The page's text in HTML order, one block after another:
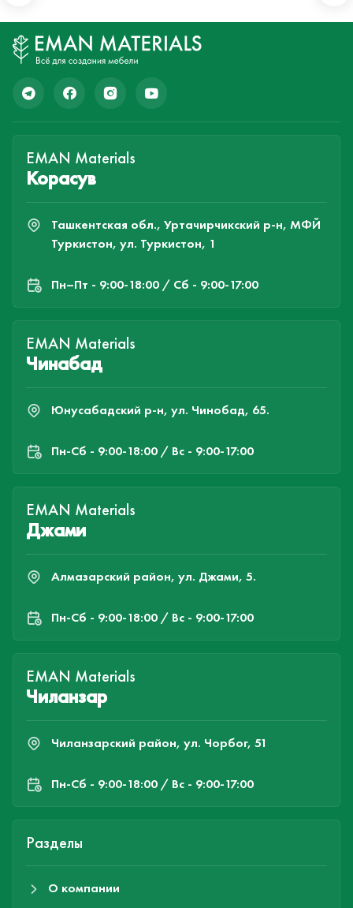
EMAN Materials
Корасув
Ташкентская обл., Уртачирчикский р-н, МФЙ
Туркистон, ул. Туркистон, 1
Пн–Пт - 9:00-18:00 / Сб - 9:00-17:00
EMAN Materials
Чинабад
Юнусабадский р-н, ул. Чинобад, 65.
Пн-Cб - 9:00-18:00 / Вс - 9:00-17:00
EMAN Materials
Джами
Алмазарский район, ул. Джами, 5.
Пн-Cб - 9:00-18:00 / Вс - 9:00-17:00
EMAN Materials
Чиланзар
Чиланзарский район, ул. Чорбог, 51
Пн-Cб - 9:00-18:00 / Вс - 9:00-17:00
Разделы
О компании